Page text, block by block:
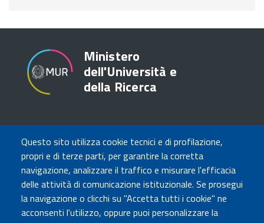
Questo sito utilizza cookie tecnici e di profilazione,
propri e di terze parti, per garantire la corretta
navigazione, analizzare il traffico e misurare l'efficacia
delle attività di comunicazione istituzionale. Se prosegui
la navigazione o clicchi su "Accetta tutti i cookie" ne
acconsenti l'utilizzo, oppure puoi personalizzare la
Ministero
dell'Università e
della Ricerca
TRASPARENZA
Amministrazione Trasparente
Atti di notifica
Albo online
Concorsi